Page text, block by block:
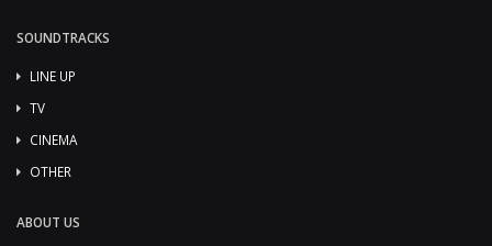
SOUNDTRACKS
LINE UP
TV
CINEMA
OTHER
ABOUT US